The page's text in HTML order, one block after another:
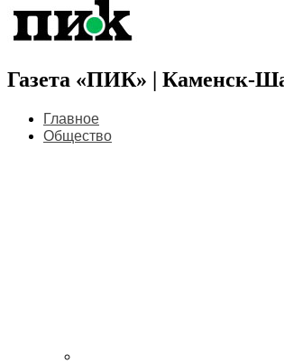
Газета «ПИК» | Каменск-
Главное
Общество